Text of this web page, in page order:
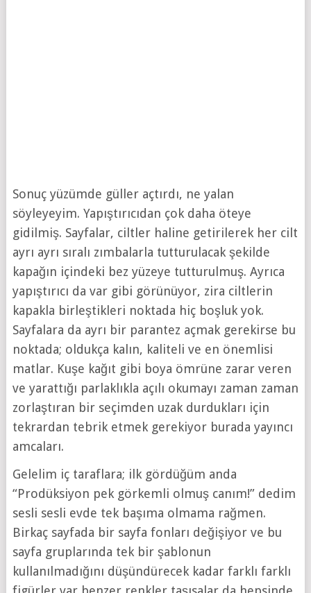
Sonuç yüzümde güller açtırdı, ne yalan
söyleyeyim. Yapıştırıcıdan çok daha öteye
gidilmiş. Sayfalar, ciltler haline getirilerek her cilt
ayrı ayrı sıralı zımbalarla tutturulacak şekilde
kapağın içindeki bez yüzeye tutturulmuş. Ayrıca
yapıştırıcı da var gibi görünüyor, zira ciltlerin
kapakla birleştikleri noktada hiç boşluk yok.
Sayfalara da ayrı bir parantez açmak gerekirse bu
noktada; oldukça kalın, kaliteli ve en önemlisi
matlar. Kuşe kağıt gibi boya ömrüne zarar veren
ve yarattığı parlaklıkla açılı okumayı zaman zaman
zorlaştıran bir seçimden uzak durdukları için
tekrardan tebrik etmek gerekiyor burada yayıncı
amcaları.
Gelelim iç taraflara; ilk gördüğüm anda
“Prodüksiyon pek görkemli olmuş canım!” dedim
sesli sesli evde tek başıma olmama rağmen.
Birkaç sayfada bir sayfa fonları değişiyor ve bu
sayfa gruplarında tek bir şablonun
kullanılmadığını düşündürecek kadar farklı farklı